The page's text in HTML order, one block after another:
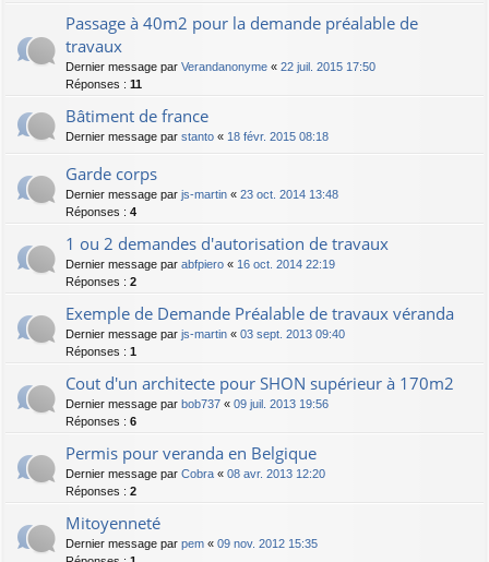
Passage à 40m2 pour la demande préalable de
travaux
Dernier message par Verandanonyme « 22 juil. 2015 17:50
Réponses : 11
Bâtiment de france
Dernier message par stanto « 18 févr. 2015 08:18
Garde corps
Dernier message par js-martin « 23 oct. 2014 13:48
Réponses : 4
1 ou 2 demandes d'autorisation de travaux
Dernier message par abfpiero « 16 oct. 2014 22:19
Réponses : 2
Exemple de Demande Préalable de travaux véranda
Dernier message par js-martin « 03 sept. 2013 09:40
Réponses : 1
Cout d'un architecte pour SHON supérieur à 170m2
Dernier message par bob737 « 09 juil. 2013 19:56
Réponses : 6
Permis pour veranda en Belgique
Dernier message par Cobra « 08 avr. 2013 12:20
Réponses : 2
Mitoyenneté
Dernier message par pem « 09 nov. 2012 15:35